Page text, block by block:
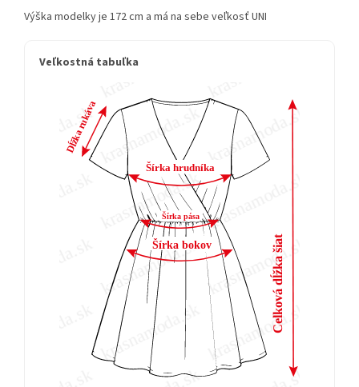
Výška modelky je 172 cm a má na sebe veľkosť UNI
Veľkostná tabuľka